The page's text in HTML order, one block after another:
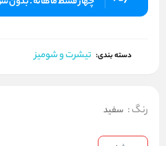
دسته بندی: تیشرت و شومیز
رنگ: سفید